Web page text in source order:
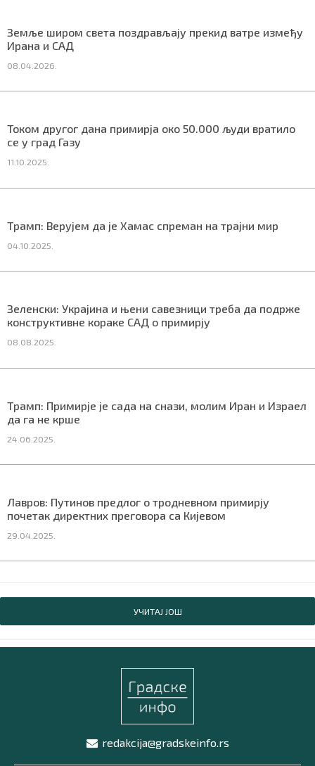
Земље широм света поздрављају прекид ватре између
Ирана и САД
08.04.2026.
Током другог дана примирја око 50.000 људи вратило
се у град Газу
11.10.2025.
Трамп: Верујем да је Хамас спреман на трајни мир
04.10.2025.
Зеленски: Украјина и њени савезници треба да подрже
конструктивне кораке САД о примирју
08.08.2025.
Трамп: Примирје је сада на снази, молим Иран и Израел
да га не крше
24.06.2025.
Лавров: Путинов предлог о тродневном примирју
почетак директних преговора са Кијевом
29.04.2025.
УЧИТАЈ ЈОШ
redakcija@gradskeinfo.rs